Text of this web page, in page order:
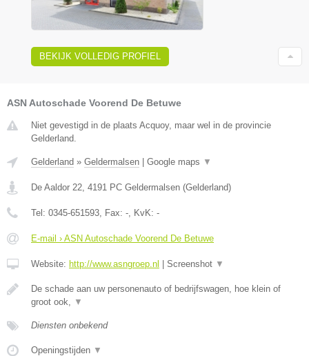
BEKIJK VOLLEDIG PROFIEL
ASN Autoschade Voorend De Betuwe
Niet gevestigd in de plaats Acquoy, maar wel in de provincie
Gelderland.
Gelderland » Geldermalsen Google maps ▼
De Aaldor 22 4191 PC Geldermalsen (Gelderland)
Tel: 0345-651593 , Fax: - , KvK: -
E-mail › ASN Autoschade Voorend De Betuwe
Website: http://www.asngroep.nl Screenshot ▼
De schade aan uw personenauto of bedrijfswagen, hoe klein of
groot ook,
▼
Diensten onbekend
Openingstijden ▼